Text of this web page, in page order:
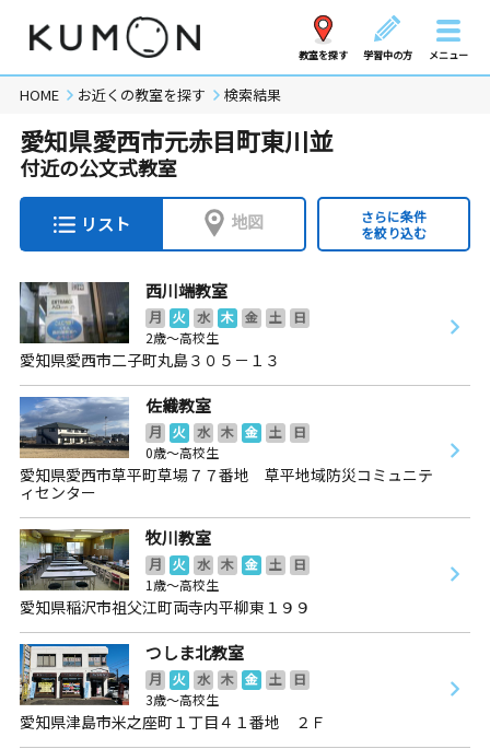
教室を探す 学習中の方 メニュー
HOME お近くの教室を探す 検索結果
愛知県愛西市元赤目町東川並
付近の公文式教室
リスト 地図
さらに条件
を絞り込む
西川端教室
月 火 水 木 金 土
日
2歳～高校生
愛知県愛西市二子町丸島３０５－１３
佐織教室
月 火 水 木 金 土
日
0歳～高校生
愛知県愛西市草平町草場７７番地 草平地域防災コミュニテ
ィセンター
牧川教室
月 火 水 木 金 土
日
1歳～高校生
愛知県稲沢市祖父江町両寺内平柳東１９９
つしま北教室
月 火 水 木 金 土
日
3歳～高校生
愛知県津島市米之座町１丁目４１番地 ２Ｆ